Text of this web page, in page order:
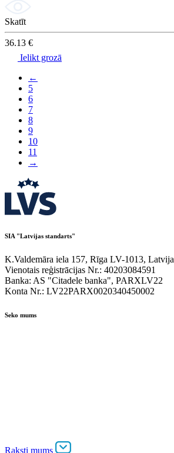
Skatīt
36.13 €
Ielikt grozā
←
5
6
7
8
9
10
11
→
SIA "Latvijas standarts"
K.Valdemāra iela 157, Rīga LV-1013, Latvija
Vienotais reģistrācijas Nr.: 40203084591
Banka: AS "Citadele banka", PARXLV22
Konta Nr.: LV22PARX0020340450002
Seko mums
Raksti mums